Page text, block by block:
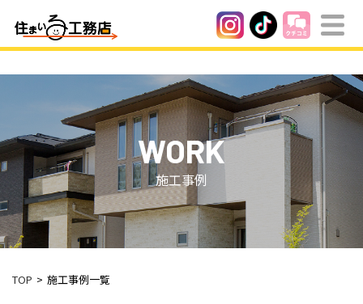
WORK
施工事例
TOP 施工事例一覧